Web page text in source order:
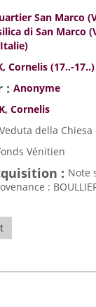
San Marco
di San Marco
Cornelis (17..-17..)
: Anonyme
Cornelis
Veduta della
Vénitien
: Note
: